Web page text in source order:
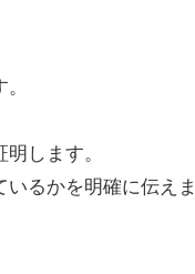
します。
いるかを明確に伝え